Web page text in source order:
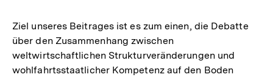
der
Ziel unseres Beitrages ist es zum einen, die Debatte
über den Zusammenhang zwischen
weltwirtschaftlichen Strukturveränderungen und
wohlfahrtsstaatlicher Kompetenz auf den Boden